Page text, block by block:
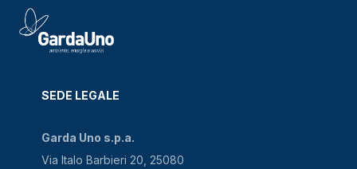
SEDE LEGALE
Garda Uno s.p.a.
Via Italo Barbieri 20, 25080